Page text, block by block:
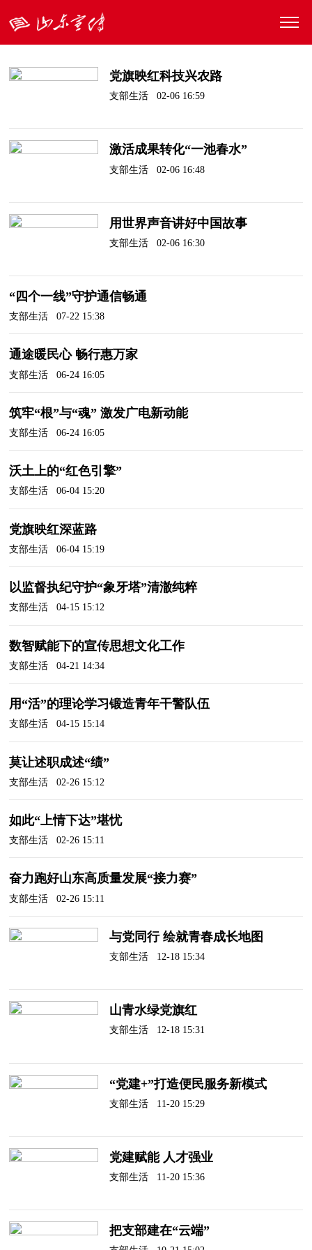
党旗映红科技兴农路
支部生活 02-06 16:59
激活成果转化“一池春水”
支部生活 02-06 16:48
用世界声音讲好中国故事
支部生活 02-06 16:30
“四个一线”守护通信畅通
支部生活 07-22 15:38
通途暖民心 畅行惠万家
支部生活 06-24 16:05
筑牢“根”与“魂” 激发广电新动能
支部生活 06-24 16:05
沃土上的“红色引擎”
支部生活 06-04 15:20
党旗映红深蓝路
支部生活 06-04 15:19
以监督执纪守护“象牙塔”清澈纯粹
支部生活 04-15 15:12
数智赋能下的宣传思想文化工作
支部生活 04-21 14:34
用“活”的理论学习锻造青年干警队伍
支部生活 04-15 15:14
莫让述职成述“绩”
支部生活 02-26 15:12
如此“上情下达”堪忧
支部生活 02-26 15:11
奋力跑好山东高质量发展“接力赛”
支部生活 02-26 15:11
与党同行 绘就青春成长地图
支部生活 12-18 15:34
山青水绿党旗红
支部生活 12-18 15:31
“党建+”打造便民服务新模式
支部生活 11-20 15:29
党建赋能 人才强业
支部生活 11-20 15:36
把支部建在“云端”